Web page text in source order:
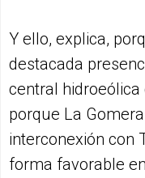
Y ello, explica,
destacada
central hidroeólica
porque La
interconexión con
forma favorable